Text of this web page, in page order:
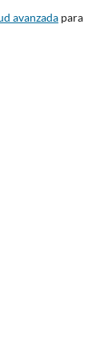
avanzadapara